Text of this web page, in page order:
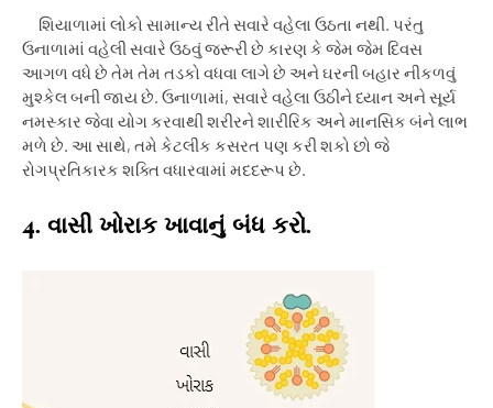
શિયાળામાં લોકો સામાન્ય રીતે સવારે વહેલા ઉઠતા નથી. પરંતુ
ઉનાળામાં વહેલી સવારે ઉઠવું જરૂરી છે કારણ કે જેમ જેમ દિવસ
આગળ વધે છે તેમ તેમ તડકો વધવા લાગે છે અને ઘરની બહાર નીકળવું
મુશ્કેલ બની જાય છે. ઉનાળામાં, સવારે વહેલા ઉઠીને ધ્યાન અને સૂર્ય
નમસ્કાર જેવા યોગ કરવાથી શરીરને શારીરિક અને માનસિક બંને લાભ
મળે છે. આ સાથે, તમે કેટલીક કસરત પણ કરી શકો છો જે
રોગપ્રતિકારક શક્તિ વધારવામાં મદદરૂપ છે.
4. વાસી ખોરાક ખાવાનું બંધ કરો.